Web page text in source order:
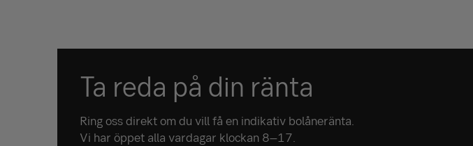
Ta reda på din ränta
Ring oss direkt om du vill få en indikativ bolåneränta.
Vi har öppet alla vardagar klockan 8–17.